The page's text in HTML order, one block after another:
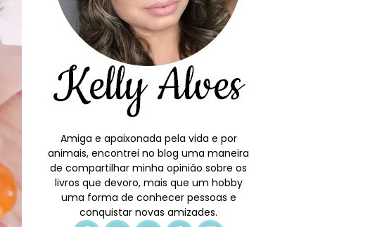
Amiga e apaixonada pela vida e por
animais, encontrei no blog uma maneira
de compartilhar minha opinião sobre os
livros que devoro, mais que um hobby
uma forma de conhecer pessoas e
conquistar novas amizades.